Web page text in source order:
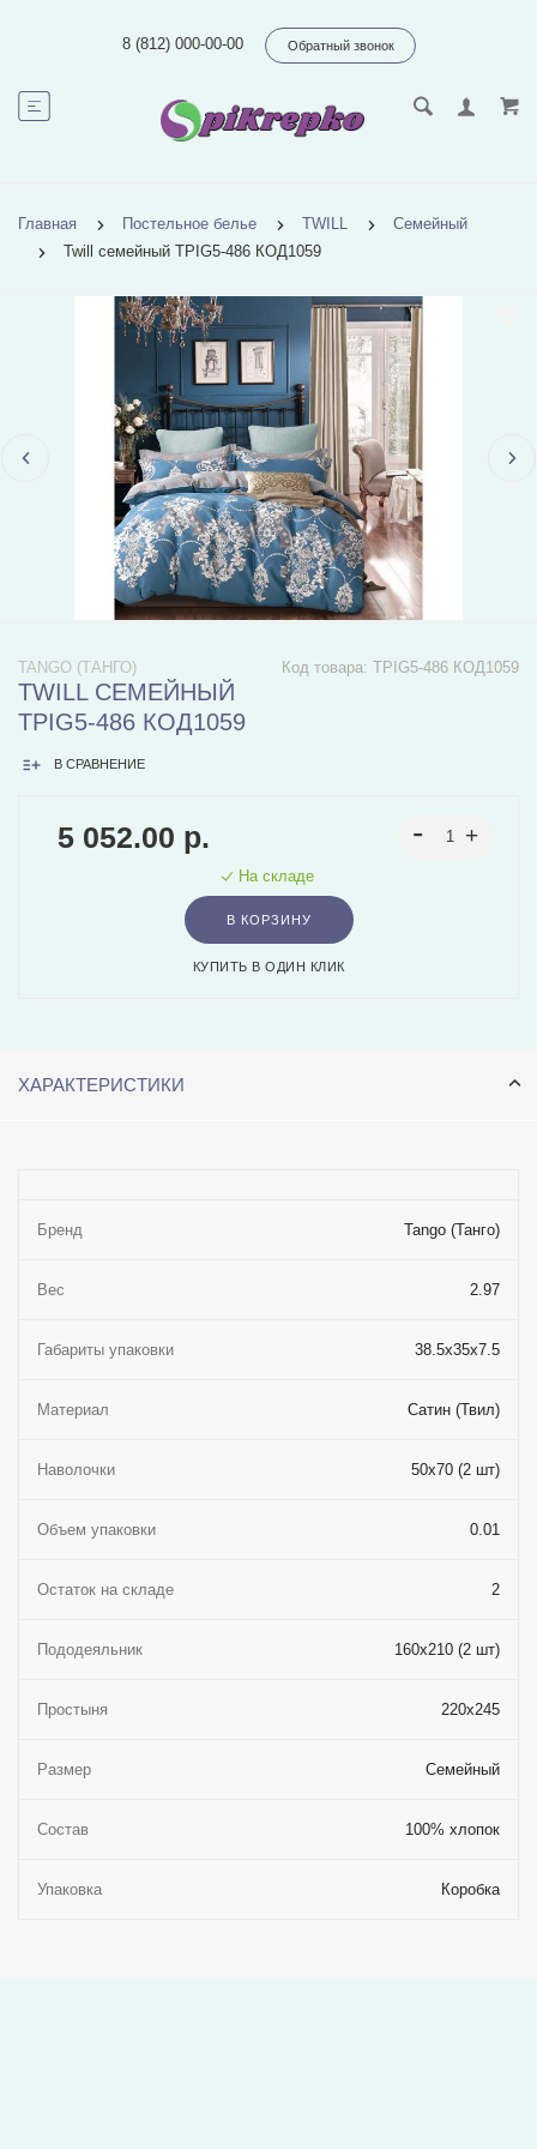
8 (812) 000-00-00 Обратный звонок
Главная Постельное белье TWILL
Семейный
Twill семейный TPIG5-486 КОД1059
Код товара: TPIG5-486 КОД1059
TANGO (ТАНГО)
TWILL СЕМЕЙНЫЙ
TPIG5-486 КОД1059
В СРАВНЕНИЕ
5 052.00 р.
На складе
В КОРЗИНУ
КУПИТЬ В ОДИН КЛИК
ХАРАКТЕРИСТИКИ
Бренд Tango (Танго)
Вес 2.97
Габариты упаковки 38.5x35x7.5
Материал Сатин (Твил)
Наволочки 50x70 (2 шт)
Объем упаковки 0.01
Остаток на складе 2
Пододеяльник 160x210 (2 шт)
Простыня 220x245
Размер Семейный
Состав 100% хлопок
Упаковка Коробка